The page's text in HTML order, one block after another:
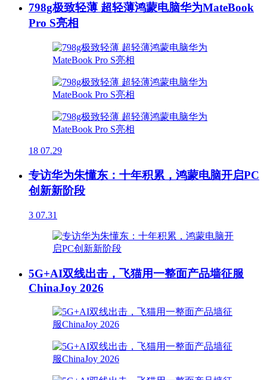
798g极致轻薄 超轻薄鸿蒙电脑华为MateBook
Pro S亮相
18 07.29
专访华为朱懂东：十年积累，鸿蒙电脑开启PC
创新新阶段
3 07.31
5G+AI双线出击，飞猫用一整面产品墙征服
ChinaJoy 2026